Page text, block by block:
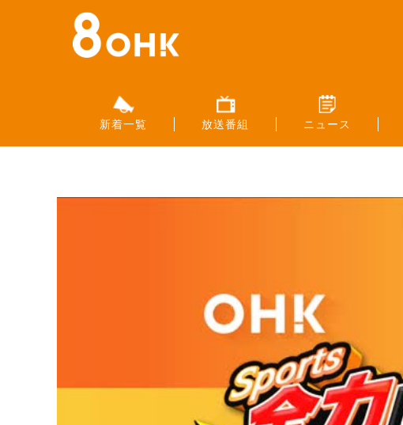
新着一覧 放送番組 ニュース